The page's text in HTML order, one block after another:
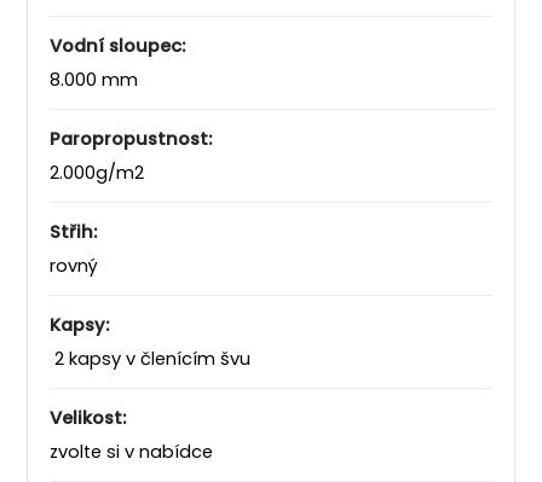
Vodní sloupec:
8.000 mm
Paropropustnost:
2.000g/m2
Střih:
rovný
Kapsy:
2 kapsy v členícím švu
Velikost:
zvolte si v nabídce